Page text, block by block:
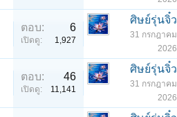
ตอบ: 6
เปิดดู: 1,927
ศิษย์รุ่นจิ๋ว
31 กรกฎาคม
2026
ตอบ: 46
เปิดดู: 11,141
ศิษย์รุ่นจิ๋ว
31 กรกฎาคม
2026